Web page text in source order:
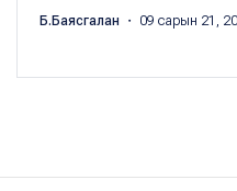
Б.Баясгалан ・ 09 сарын 21,